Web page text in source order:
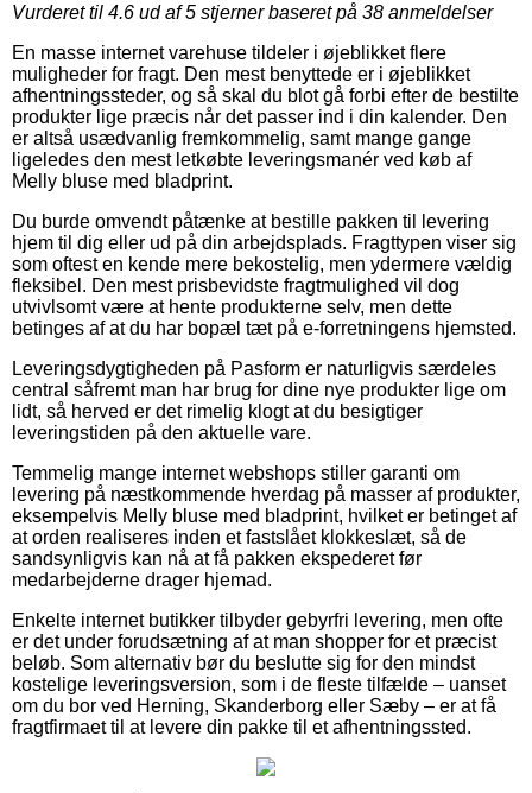
Vurderet til 4.6 ud af 5 stjerner baseret på 38 anmeldelser
En masse internet varehuse tildeler i øjeblikket flere
muligheder for fragt. Den mest benyttede er i øjeblikket
afhentningssteder, og så skal du blot gå forbi efter de bestilte
produkter lige præcis når det passer ind i din kalender. Den
er altså usædvanlig fremkommelig, samt mange gange
ligeledes den mest letkøbte leveringsmanér ved køb af
Melly bluse med bladprint.
Du burde omvendt påtænke at bestille pakken til levering
hjem til dig eller ud på din arbejdsplads. Fragttypen viser sig
som oftest en kende mere bekostelig, men ydermere vældig
fleksibel. Den mest prisbevidste fragtmulighed vil dog
utvivlsomt være at hente produkterne selv, men dette
betinges af at du har bopæl tæt på e-forretningens hjemsted.
Leveringsdygtigheden på Pasform er naturligvis særdeles
central såfremt man har brug for dine nye produkter lige om
lidt, så herved er det rimelig klogt at du besigtiger
leveringstiden på den aktuelle vare.
Temmelig mange internet webshops stiller garanti om
levering på næstkommende hverdag på masser af produkter,
eksempelvis Melly bluse med bladprint, hvilket er betinget af
at orden realiseres inden et fastslået klokkeslæt, så de
sandsynligvis kan nå at få pakken ekspederet før
medarbejderne drager hjemad.
Enkelte internet butikker tilbyder gebyrfri levering, men ofte
er det under forudsætning af at man shopper for et præcist
beløb. Som alternativ bør du beslutte sig for den mindst
kostelige leveringsversion, som i de fleste tilfælde – uanset
om du bor ved Herning, Skanderborg eller Sæby – er at få
fragtfirmaet til at levere din pakke til et afhentningssted.